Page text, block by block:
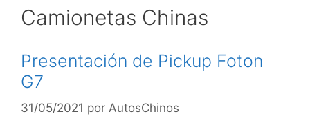
Camionetas Chinas
Presentación de Pickup Foton
G7
31/05/2021 por AutosChinos